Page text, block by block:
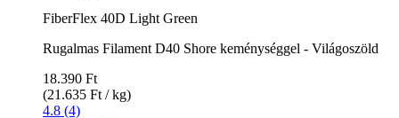
FiberFlex 40D Light Green
Rugalmas Filament D40 Shore keménységgel - Világoszöld
18.390 Ft
(21.635 Ft / kg)
4.8 (4)